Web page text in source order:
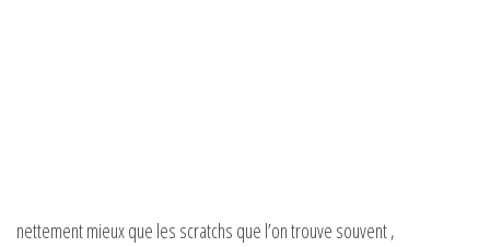
nettement mieux que les scratchs que l’on trouve souvent ,